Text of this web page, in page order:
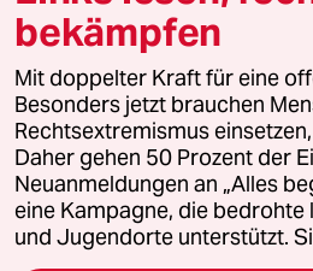
© 2026 taz Verlags und Vertriebs
Alle Rechte vorbehalten. Bei rechtlichen
wenden Sie sich bitte an
lizenzen@taz.de
Feedback Redaktionsstatut
Leitlinie Informant Datenschutz
bekämpfen
Mit doppelter Kraft für eine
Besonders jetzt brauchen
Rechtsextremismus
Daher gehen 50 Prozent der
Neuanmeldungen an „Alles
eine Kampagne, die bedrohte
und Jugendorte unterstützt.